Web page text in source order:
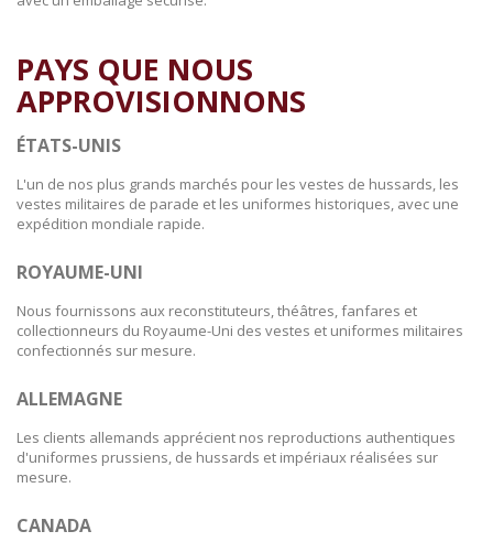
PAYS QUE NOUS
APPROVISIONNONS
ÉTATS-UNIS
L'un de nos plus grands marchés pour les vestes de hussards, les
vestes militaires de parade et les uniformes historiques, avec une
expédition mondiale rapide.
ROYAUME-UNI
Nous fournissons aux reconstituteurs, théâtres, fanfares et
collectionneurs du Royaume-Uni des vestes et uniformes militaires
confectionnés sur mesure.
ALLEMAGNE
Les clients allemands apprécient nos reproductions authentiques
d'uniformes prussiens, de hussards et impériaux réalisées sur
mesure.
CANADA